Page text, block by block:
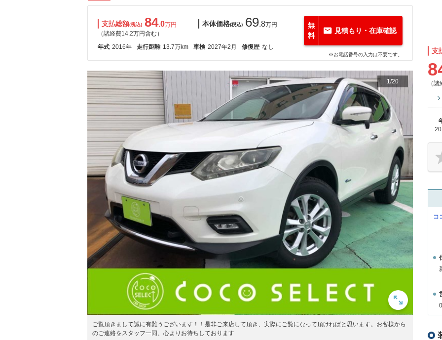
支払総額(税込) 84.0万円
（諸経費14.2万円含む）
本体価格(税込) 69.8万円
年式 2016年 走行距離 13.7万km 車検 2027年2月 修復歴 なし
無
料
見積もり・在庫確認
※お電話番号の入力は不要です。
1/20
ご覧頂きまして誠に有難うございます！！是非ご来店して頂き、実際にご覧になって頂ければと思います。お客様から
のご連絡をスタッフ一同、心よりお待ちしております
支
（
コ